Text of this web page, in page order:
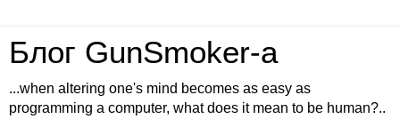
Блог GunSmoker-а
...when altering one's mind becomes as easy as
programming a computer, what does it mean to be human?..